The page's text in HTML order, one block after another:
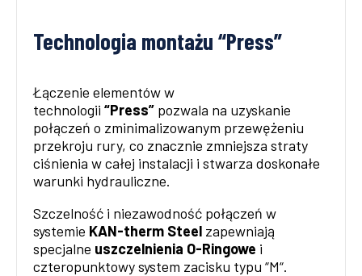
Technologia montażu “Press”
Łączenie elementów w
technologii “Press” pozwala na uzyskanie
połączeń o zminimalizowanym przewężeniu
przekroju rury, co znacznie zmniejsza straty
ciśnienia w całej instalacji i stwarza doskonałe
warunki hydrauliczne.
Szczelność i niezawodność połączeń w
systemie KAN-therm Steel zapewniają
specjalne uszczelnienia O-Ringowe i
czteropunktowy system zacisku typu “M“.